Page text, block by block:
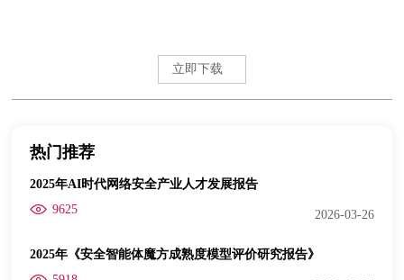
立即下载
热门推荐
2025年AI时代网络安全产业人才发展报告
9625
2026-03-26
2025年《安全智能体魔方成熟度模型评价研究报告》